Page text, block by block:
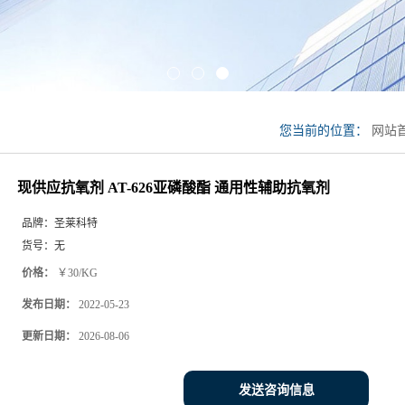
您当前的位置： 网站
现供应抗氧剂 AT-626亚磷酸酯 通用性辅助抗氧剂
品牌： 圣莱科特
货号： 无
价格： ￥30/KG
发布日期： 2022-05-23
更新日期： 2026-08-06
发送咨询信息